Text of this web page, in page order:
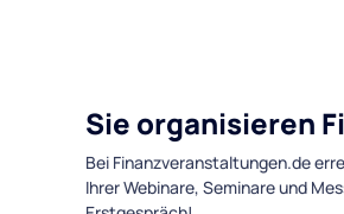
Sie organisieren
Bei Finanzveranstaltungen.de
Ihrer Webinare, Seminare und